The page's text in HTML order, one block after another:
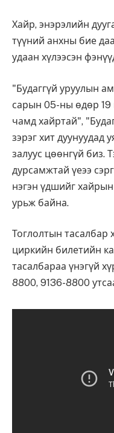
Хайр, энэрэлийн
түүний анхны бие
удаан хүлээсэн
"Будаггүй уруулын
сарын 05-ны өдөр 19
чамд хайртай",
зэрэг хит дуунуудад
залуус цөөнгүй биз.
дурсамжтай үеээ
нэгэн үдшийг
урьж байна.
Тоглолтын тасалбар
циркийн билетийн
тасалбараа үнэгүй
8800, 9136-8800